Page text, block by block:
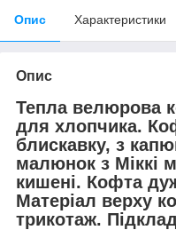
Опис Характеристики
Опис
Тепла велюрова
для хлопчика.
блискавку, з
малюнок з Міккі
кишені. Кофта
Матеріал верху
трикотаж.